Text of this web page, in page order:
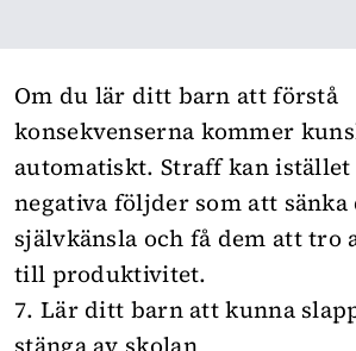
Om du lär ditt barn att förstå
konsekvenserna kommer
automatiskt. Straff kan
negativa följder som att
självkänsla och få dem att tro
till produktivitet.
7. Lär ditt barn att kunna